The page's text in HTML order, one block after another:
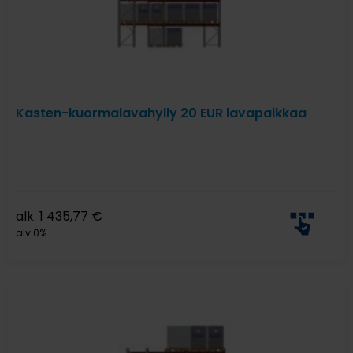
Kasten-kuormalavahylly 20 EUR lavapaikkaa
alk. 1 435,77 €
alv 0%